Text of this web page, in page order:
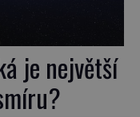
je největší